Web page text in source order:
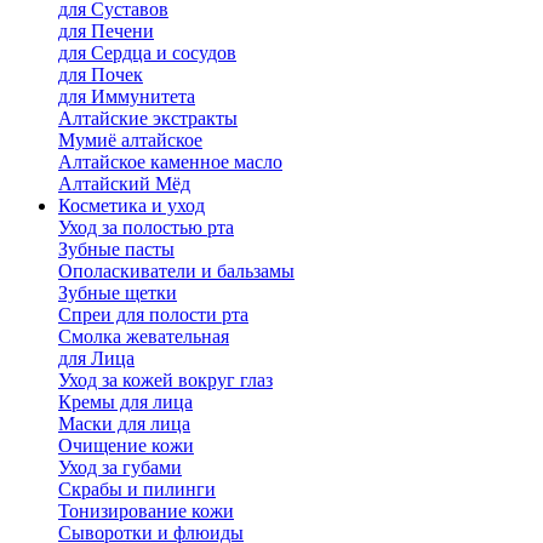
для Cуставов
для Печени
для Сердца и сосудов
для Почек
для Иммунитета
Алтайские экстракты
Мумиё алтайское
Алтайское каменное масло
Алтайский Мёд
Косметика и уход
Уход за полостью рта
Зубные пасты
Ополаскиватели и бальзамы
Зубные щетки
Спреи для полости рта
Смолка жевательная
для Лица
Уход за кожей вокруг глаз
Кремы для лица
Маски для лица
Очищение кожи
Уход за губами
Скрабы и пилинги
Тонизирование кожи
Сыворотки и флюиды